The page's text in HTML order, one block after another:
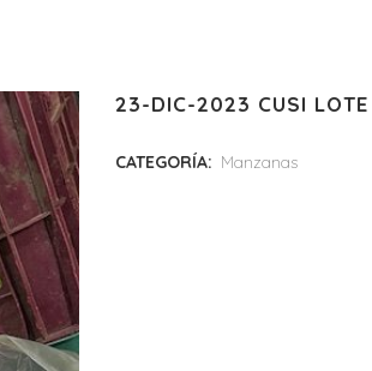
23-DIC-2023 CUSI
CATEGORÍA: Manzanas